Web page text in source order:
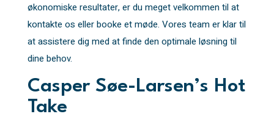
økonomiske resultater, er du meget velkommen til at
kontakte os eller booke et møde. Vores team er klar til
at assistere dig med at finde den optimale løsning til
dine behov.
Casper Søe-Larsen’s Hot
Take